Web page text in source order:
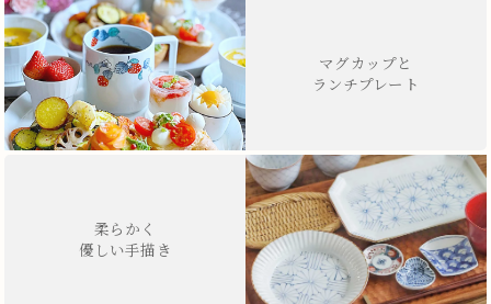
マグカップと
ランチプレート
柔らかく
優しい手描き